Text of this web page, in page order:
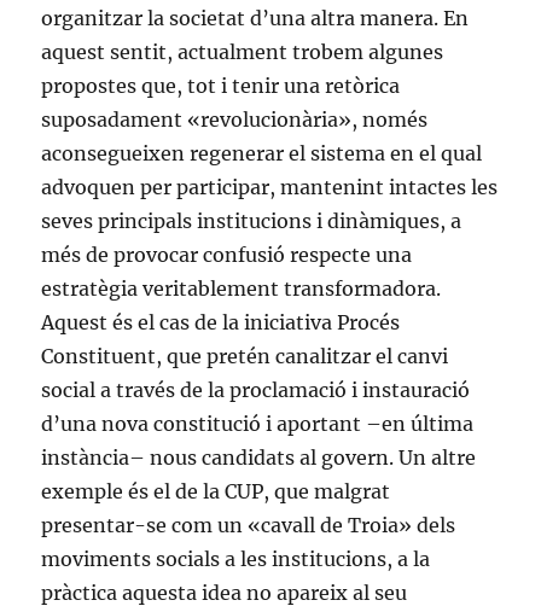
organitzar la societat d’una altra manera. En
aquest sentit, actualment trobem algunes
propostes que, tot i tenir una retòrica
suposadament «revolucionària», només
aconsegueixen regenerar el sistema en el qual
advoquen per participar, mantenint intactes les
seves principals institucions i dinàmiques, a
més de provocar confusió respecte una
estratègia veritablement transformadora.
Aquest és el cas de la iniciativa Procés
Constituent, que pretén canalitzar el canvi
social a través de la proclamació i instauració
d’una nova constitució i aportant –en última
instància– nous candidats al govern. Un altre
exemple és el de la CUP, que malgrat
presentar-se com un «cavall de Troia» dels
moviments socials a les institucions, a la
pràctica aquesta idea no apareix al seu